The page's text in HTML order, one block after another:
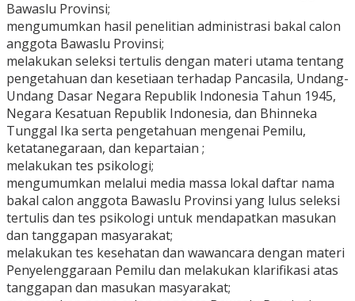
Bawaslu Provinsi;
mengumumkan hasil penelitian administrasi bakal calon
anggota Bawaslu Provinsi;
melakukan seleksi tertulis dengan materi utama tentang
pengetahuan dan kesetiaan terhadap Pancasila, Undang-
Undang Dasar Negara Republik Indonesia Tahun 1945,
Negara Kesatuan Republik Indonesia, dan Bhinneka
Tunggal Ika serta pengetahuan mengenai Pemilu,
ketatanegaraan, dan kepartaian ;
melakukan tes psikologi;
mengumumkan melalui media massa lokal daftar nama
bakal calon anggota Bawaslu Provinsi yang lulus seleksi
tertulis dan tes psikologi untuk mendapatkan masukan
dan tanggapan masyarakat;
melakukan tes kesehatan dan wawancara dengan materi
Penyelenggaraan Pemilu dan melakukan klarifikasi atas
tanggapan dan masukan masyarakat;